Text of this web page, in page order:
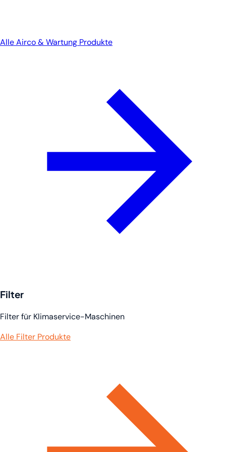
Alle Airco & Wartung Produkte
Filter
Filter für Klimaservice-Maschinen
Alle Filter Produkte